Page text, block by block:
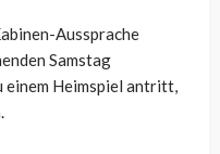
Aussprache
Samstag
einem Heimspiel antritt,